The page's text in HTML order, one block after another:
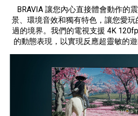
BRAVIA 讓您內心直接體會動作的
景、環境音效和獨有特色，讓您愛
過的境界。我們的電視支援 4K
的動態表現，以實現反應超靈敏的遊